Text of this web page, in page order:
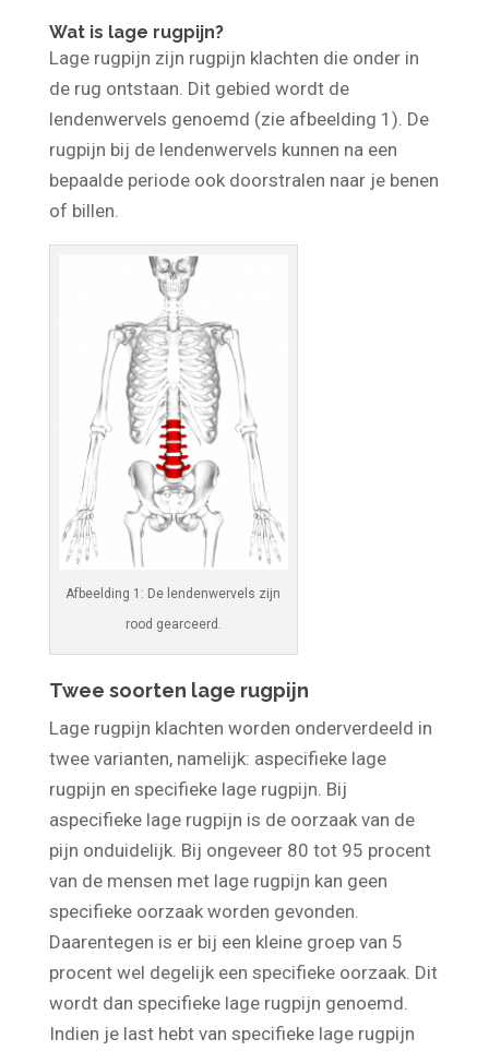
Wat is lage rugpijn?
Lage rugpijn zijn rugpijn klachten die onder in
de rug ontstaan. Dit gebied wordt de
lendenwervels genoemd (zie afbeelding 1). De
rugpijn bij de lendenwervels kunnen na een
bepaalde periode ook doorstralen naar je benen
of billen.
Afbeelding 1: De lendenwervels zijn
rood gearceerd.
Twee soorten lage rugpijn
Lage rugpijn klachten worden onderverdeeld in
twee varianten, namelijk: aspecifieke lage
rugpijn en specifieke lage rugpijn. Bij
aspecifieke lage rugpijn is de oorzaak van de
pijn onduidelijk. Bij ongeveer 80 tot 95 procent
van de mensen met lage rugpijn kan geen
specifieke oorzaak worden gevonden.
Daarentegen is er bij een kleine groep van 5
procent wel degelijk een specifieke oorzaak. Dit
wordt dan specifieke lage rugpijn genoemd.